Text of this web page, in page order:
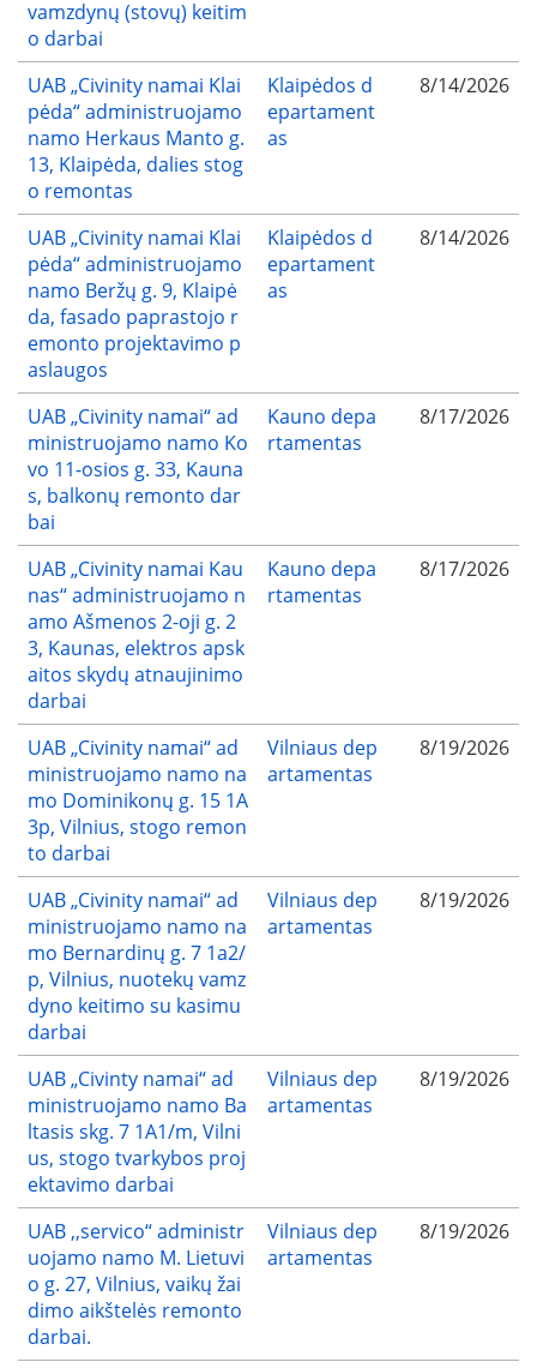
vamzdynų (stovų) keitim
o darbai
UAB „Civinity namai Klai
pėda“ administruojamo
namo Herkaus Manto g.
13, Klaipėda, dalies stog
o remontas
Klaipėdos d
epartament
as
8/14/2026
UAB „Civinity namai Klai
pėda“ administruojamo
namo Beržų g. 9, Klaipė
da, fasado paprastojo r
emonto projektavimo p
aslaugos
Klaipėdos d
epartament
as
8/14/2026
UAB „Civinity namai“ ad
ministruojamo namo Ko
vo 11-osios g. 33, Kauna
s, balkonų remonto dar
bai
Kauno depa
rtamentas
8/17/2026
UAB „Civinity namai Kau
nas“ administruojamo n
amo Ašmenos 2-oji g. 2
3, Kaunas, elektros apsk
aitos skydų atnaujinimo
darbai
Kauno depa
rtamentas
8/17/2026
UAB „Civinity namai“ ad
ministruojamo namo na
mo Dominikonų g. 15 1A
3p, Vilnius, stogo remon
to darbai
Vilniaus dep
artamentas
8/19/2026
UAB „Civinity namai“ ad
ministruojamo namo na
mo Bernardinų g. 7 1a2/
p, Vilnius, nuotekų vamz
dyno keitimo su kasimu
darbai
Vilniaus dep
artamentas
8/19/2026
UAB „Civinty namai“ ad
ministruojamo namo Ba
ltasis skg. 7 1A1/m, Vilni
us, stogo tvarkybos proj
ektavimo darbai
Vilniaus dep
artamentas
8/19/2026
UAB ,,servico“ administr
uojamo namo M. Lietuvi
o g. 27, Vilnius, vaikų žai
dimo aikštelės remonto
darbai.
Vilniaus dep
artamentas
8/19/2026